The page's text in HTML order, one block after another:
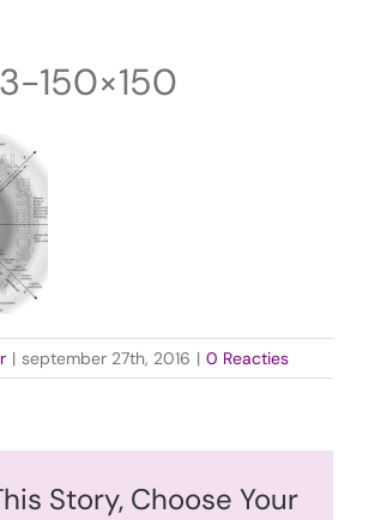
150×150
| september 27th, 2016 | 0 Reacties
Story, Choose Your